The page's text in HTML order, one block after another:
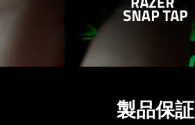
製品保証